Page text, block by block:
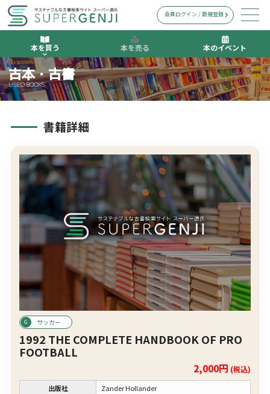
本を買う 本を売る 本のイベント
会員ログイン / 新規登録
古本・古書
USED BOOKS
書籍詳細
サッカー
1992 THE COMPLETE HANDBOOK OF PRO
FOOTBALL
2,000円 (税込)
出版社
Zander Hollander